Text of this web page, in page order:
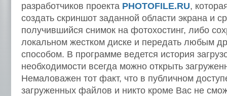
разработчиков проекта PHOTOFILE.RU,
создать скриншот заданной области экрана и
получившийся снимок на фотохостинг, либо
локальном жестком диске и передать любым
способом. В программе ведется история
необходимости всегда можно открыть
Немаловажен тот факт, что в публичном
загруженных файлов и никто кроме Вас не